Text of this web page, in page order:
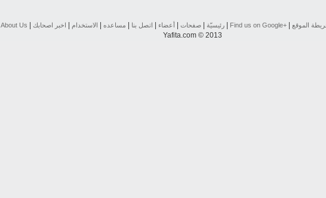
الموقع Find us on ‪Google+‬‏ رئيسيّة صفحات أعضاء اتصل بنا مساعده الاستخدام اخبر اصحابك About Us
Yafita.com © 2013